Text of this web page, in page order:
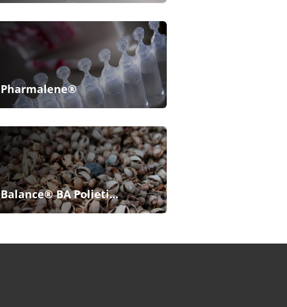
Pharmalene®
Balance® BA Polieti...